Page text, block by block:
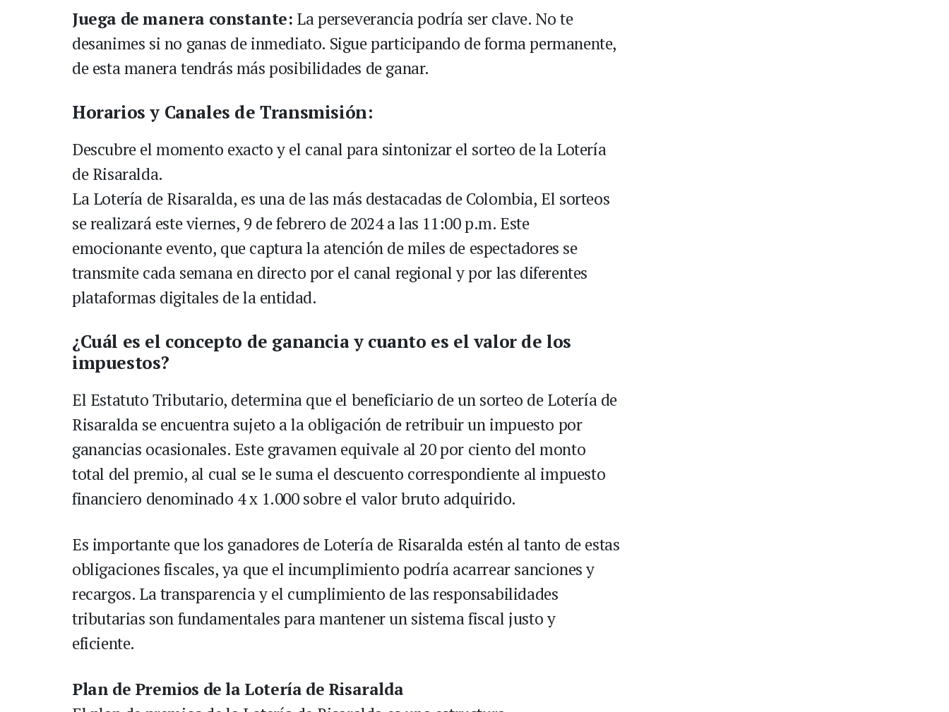
Juega de manera constante: La perseverancia podría ser clave. No te
desanimes si no ganas de inmediato. Sigue participando de forma permanente,
de esta manera tendrás más posibilidades de ganar.
Horarios y Canales de Transmisión:
Descubre el momento exacto y el canal para sintonizar el sorteo de la Lotería
de Risaralda.
La Lotería de Risaralda, es una de las más destacadas de Colombia, El sorteos
se realizará este viernes, 9 de febrero de 2024 a las 11:00 p.m. Este
emocionante evento, que captura la atención de miles de espectadores se
transmite cada semana en directo por el canal regional y por las diferentes
plataformas digitales de la entidad.
¿Cuál es el concepto de ganancia y cuanto es el valor de los
impuestos?
El Estatuto Tributario, determina que el beneficiario de un sorteo de Lotería de
Risaralda se encuentra sujeto a la obligación de retribuir un impuesto por
ganancias ocasionales. Este gravamen equivale al 20 por ciento del monto
total del premio, al cual se le suma el descuento correspondiente al impuesto
financiero denominado 4 x 1.000 sobre el valor bruto adquirido.
Es importante que los ganadores de Lotería de Risaralda estén al tanto de estas
obligaciones fiscales, ya que el incumplimiento podría acarrear sanciones y
recargos. La transparencia y el cumplimiento de las responsabilidades
tributarias son fundamentales para mantener un sistema fiscal justo y
eficiente.
Plan de Premios de la Lotería de Risaralda